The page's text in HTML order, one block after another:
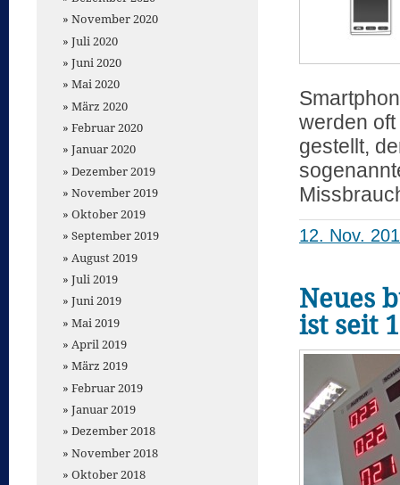
werden
gestellt,
12. Nov.
Neues
ist seit
November 2020
Juli 2020
Juni 2020
Mai 2020
März 2020
Februar 2020
Januar 2020
Dezember 2019
November 2019
Oktober 2019
September 2019
August 2019
Juli 2019
Juni 2019
Mai 2019
April 2019
März 2019
Februar 2019
Januar 2019
Dezember 2018
November 2018
Oktober 2018